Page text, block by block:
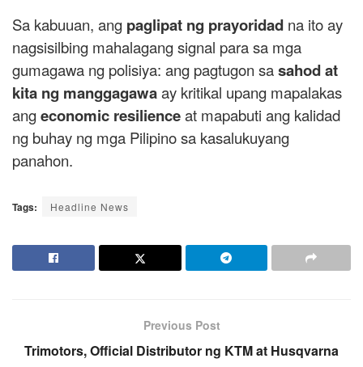
Sa kabuuan, ang paglipat ng prayoridad na ito ay
nagsisilbing mahalagang signal para sa mga
gumagawa ng polisiya: ang pagtugon sasahod at
kita ng manggagawaay kritikal upang mapalakas
angeconomic resilienceat mapabuti ang kalidad
ng buhay ng mga Pilipino sa kasalukuyang
panahon.
Tags: Headline News
Previous Post
Trimotors, Official Distributor ng KTM at Husqvarna